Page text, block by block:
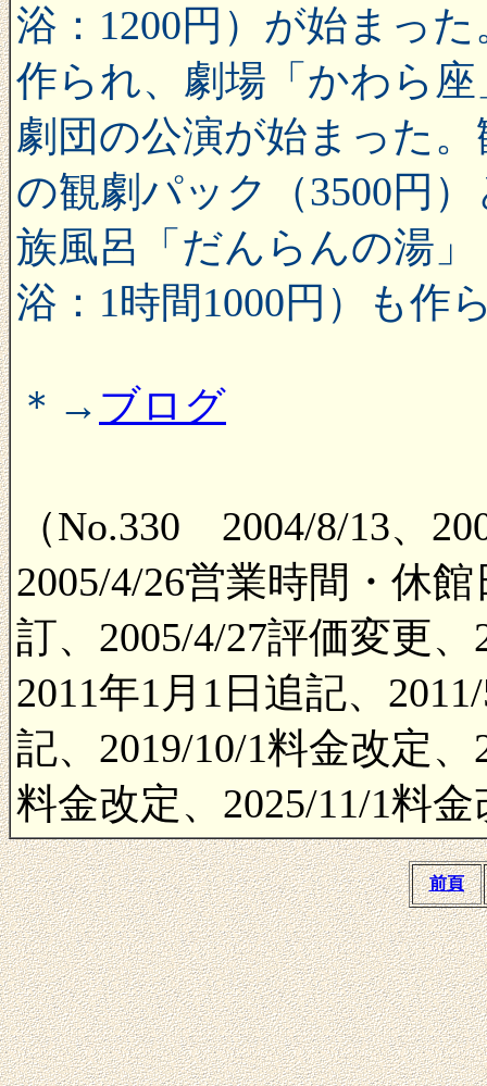
浴：1200円）が始まっ
作られ、劇場「かわら
劇団の公演が始まった
の観劇パック（3500円
族風呂「だんらんの湯
浴：1時間1000円）も作
＊→ ブログ
（No.330 2004/8/13、
2005/4/26営業時間・休
訂、2005/4/27評価変更
2011年1月1日追記、
記、2019/10/1料金改定
料金改定、2025/11/1料
前頁